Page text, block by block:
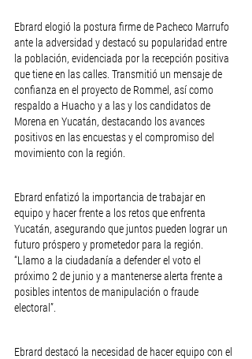
Ebrard elogió la postura firme de Pacheco Marrufo
ante la adversidad y destacó su popularidad entre
la población, evidenciada por la recepción positiva
que tiene en las calles. Transmitió un mensaje de
confianza en el proyecto de Rommel, así como
respaldo a Huacho y a las y los candidatos de
Morena en Yucatán, destacando los avances
positivos en las encuestas y el compromiso del
movimiento con la región.
Ebrard enfatizó la importancia de trabajar en
equipo y hacer frente a los retos que enfrenta
Yucatán, asegurando que juntos pueden lograr un
futuro próspero y prometedor para la región.
“Llamo a la ciudadanía a defender el voto el
próximo 2 de junio y a mantenerse alerta frente a
posibles intentos de manipulación o fraude
electoral”.
Ebrard destacó la necesidad de hacer equipo con el